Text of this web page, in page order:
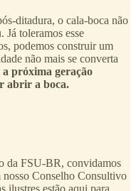
ditadura, o cala-boca não
toleramos esse
podemos construir um
não mais se converta
próxima geração
abrir a boca.
da FSU-BR, convidamos
nosso Conselho Consultivo